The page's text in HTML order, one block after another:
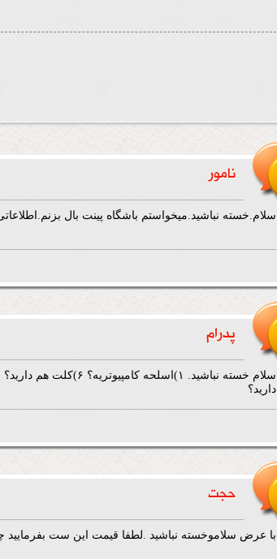
نامور
سلام.خسته نباشید.میخواستم باشگاه پینت بال
پدرام
دارید؟
حجت
با عرض سلاموخسته نباشید .لطفا قیمت این ست بفرمایید